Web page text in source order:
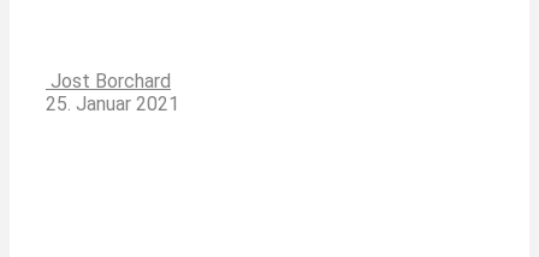
Jost Borchard
25. Januar 2021